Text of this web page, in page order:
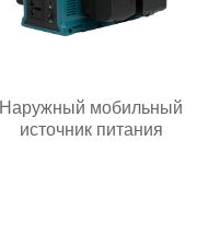
Наружный мобильный
источник питания